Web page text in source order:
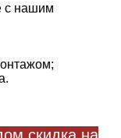
с нашим